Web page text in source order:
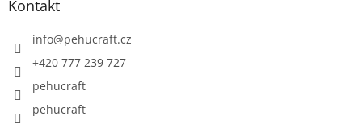
Kontakt
info@pehucraft.cz
+420 777 239 727
pehucraft
pehucraft